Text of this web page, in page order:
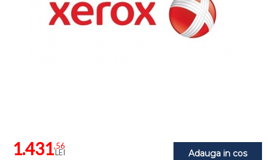
Adauga in cos
1.431,56
LEI